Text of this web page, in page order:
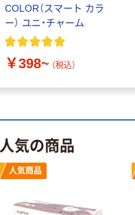
COLOR（スマート カラ
ー） ユニ・チャーム
￥398~ （税込）
人気の商品
人気商品